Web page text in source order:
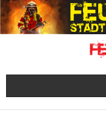
Skip
to
content